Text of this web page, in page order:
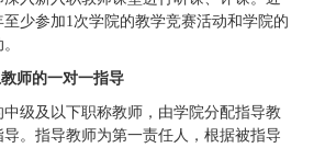
少参加1次学院的教学竞赛活动和学院的
师的一对一指导
中级及以下职称教师，由学院分配指导教
。指导教师为第一责任人，根据被指导